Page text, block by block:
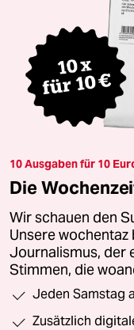
10 Ausgaben für 10
Die
Wir schauen den
Unsere
Journalismus, der
Stimmen, die
Jeden Samstag
Zusätzlich